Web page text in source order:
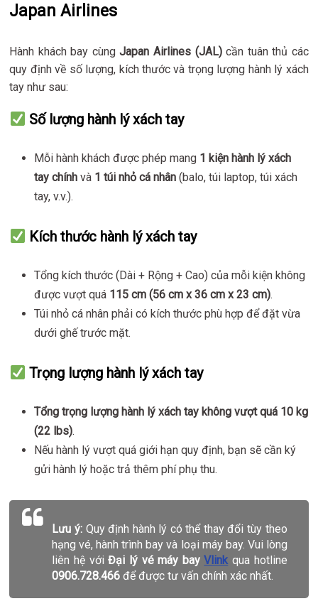
Japan Airlines
Hành khách bay cùngJapan Airlines (JAL)cần tuân thủ các
quy định về số lượng, kích thước và trọng lượng hành lý xách
tay như sau:
Số lượng hành lý xách tay
Mỗi hành khách được phép mang 1 kiện hành lý xách
tay chính và 1 túi nhỏ cá nhân (balo, túi laptop, túi xách
tay, v.v.).
Kích thước hành lý xách tay
Tổng kích thước (Dài + Rộng + Cao) của mỗi kiện không
được vượt quá 115 cm (56 cm x 36 cm x 23 cm).
Túi nhỏ cá nhân phải có kích thước phù hợp để đặt vừa
dưới ghế trước mặt.
Trọng lượng hành lý xách tay
Tổng trọng lượng hành lý xách tay không vượt quá 10 kg
(22 lbs).
Nếu hành lý vượt quá giới hạn quy định, bạn sẽ cần ký
gửi hành lý hoặc trả thêm phí phụ thu.
Lưu ý: Quy định hành lý có thể thay đổi tùy theo
hạng vé, hành trình bay và loại máy bay. Vui lòng
liên hệ vớiĐại lý vé máy bayVlinkqua hotline
0906.728.466 để được tư vấn chính xác nhất.